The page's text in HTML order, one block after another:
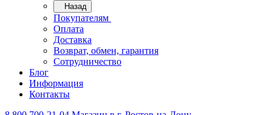
Назад
Покупателям
Оплата
Доставка
Возврат, обмен, гарантия
Сотрудничество
Блог
Информация
Контакты